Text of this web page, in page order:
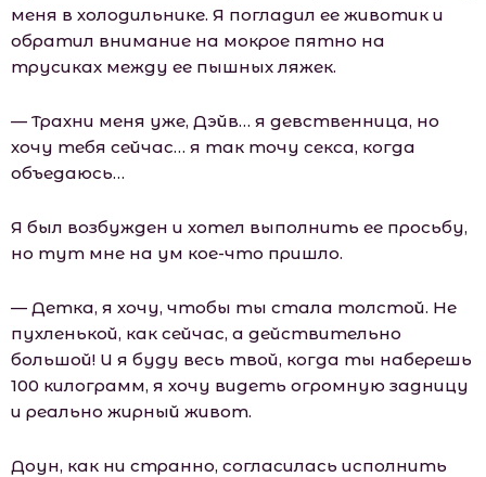
меня в холодильнике. Я погладил ее животик и
обратил внимание на мокрое пятно на
трусиках между ее пышных ляжек.
— Трахни меня уже, Дэйв… я девственница, но
хочу тебя сейчас… я так точу секса, когда
объедаюсь…
Я был возбужден и хотел выполнить ее просьбу,
но тут мне на ум кое-что пришло.
— Детка, я хочу, чтобы ты стала толстой. Не
пухленькой, как сейчас, а действительно
большой! И я буду весь твой, когда ты наберешь
100 килограмм, я хочу видеть огромную задницу
и реально жирный живот.
Доун, как ни странно, согласилась исполнить